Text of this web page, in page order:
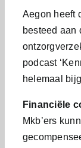
Aegon heeft
besteed aan
podcast
helemaal
Financiële
Mkb’ers